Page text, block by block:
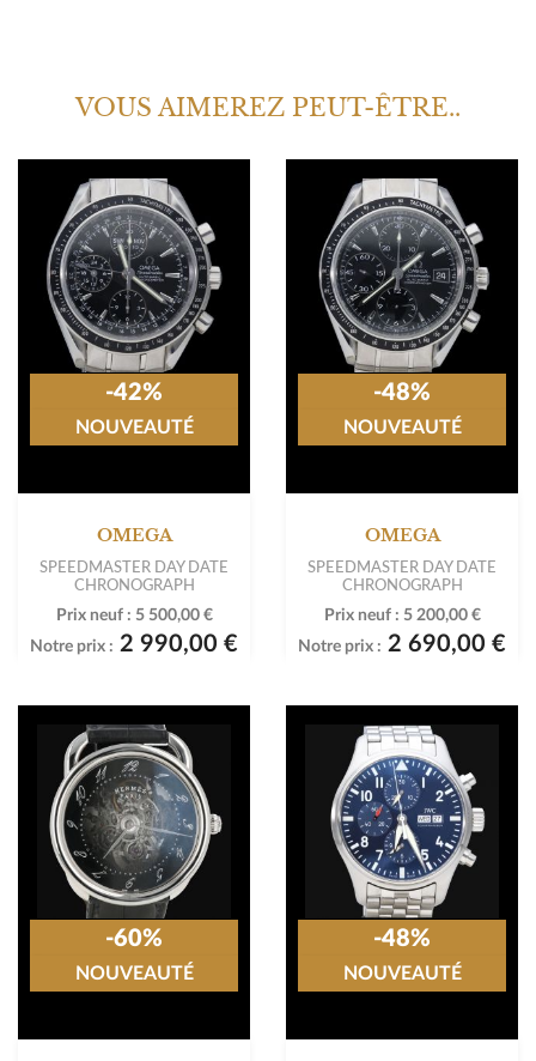
VOUS AIMEREZ PEUT-ÊTRE..
OMEGA
SPEEDMASTER DAY DATE
CHRONOGRAPH
Prix neuf : 5 500,00 €
Notre prix : 2 990,00 €
-42%
NOUVEAUTÉ
OMEGA
SPEEDMASTER DAY DATE
CHRONOGRAPH
Prix neuf : 5 200,00 €
Notre prix : 2 690,00 €
-48%
NOUVEAUTÉ
-60%
NOUVEAUTÉ
-48%
NOUVEAUTÉ